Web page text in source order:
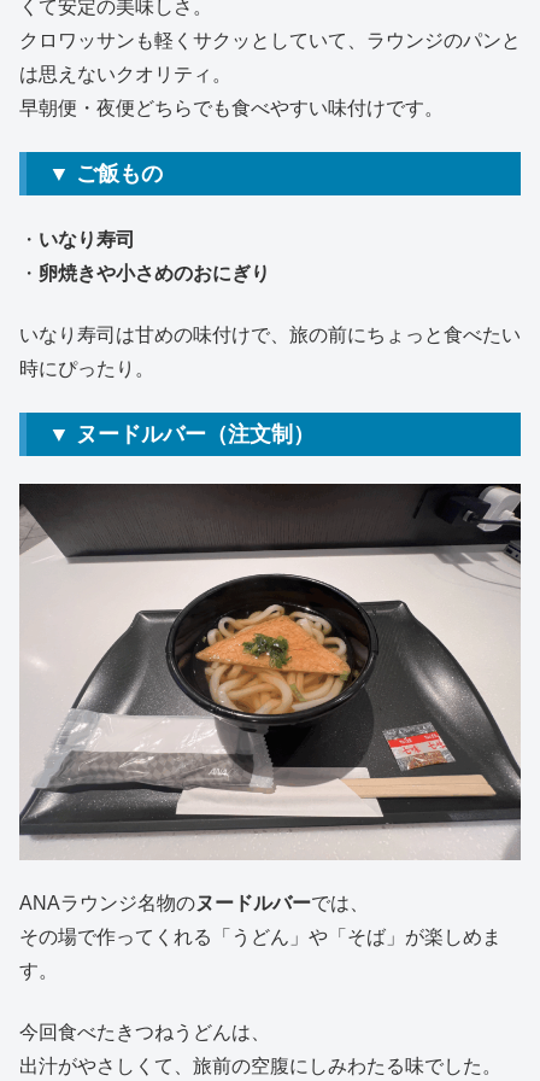
くて安定の美味しさ。
クロワッサンも軽くサクッとしていて、ラウンジのパンと
は思えないクオリティ。
早朝便・夜便どちらでも食べやすい味付けです。
▼ ご飯もの
・ いなり寿司
・ 卵焼きや小さめのおにぎり
いなり寿司は甘めの味付けで、旅の前にちょっと食べたい
時にぴったり。
▼ ヌードルバー（注文制）
ANAラウンジ名物のヌードルバーでは、
その場で作ってくれる「うどん」や「そば」が楽しめま
す。
今回食べたきつねうどんは、
出汁がやさしくて、旅前の空腹にしみわたる味でした。